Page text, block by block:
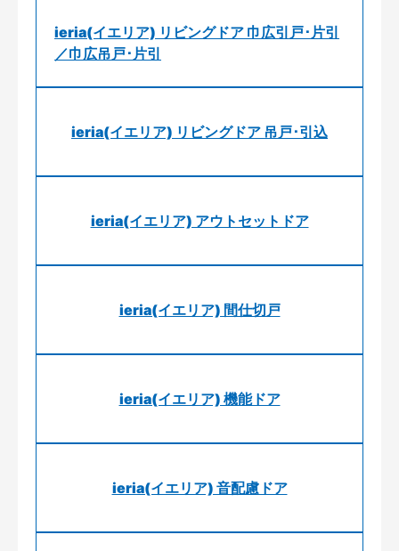
ieria(イエリア) リビングドア 巾広引戸･片引
／巾広吊戸･片引
ieria(イエリア) リビングドア 吊戸･引込
ieria(イエリア) アウトセットドア
ieria(イエリア) 間仕切戸
ieria(イエリア) 機能ドア
ieria(イエリア) 音配慮ドア